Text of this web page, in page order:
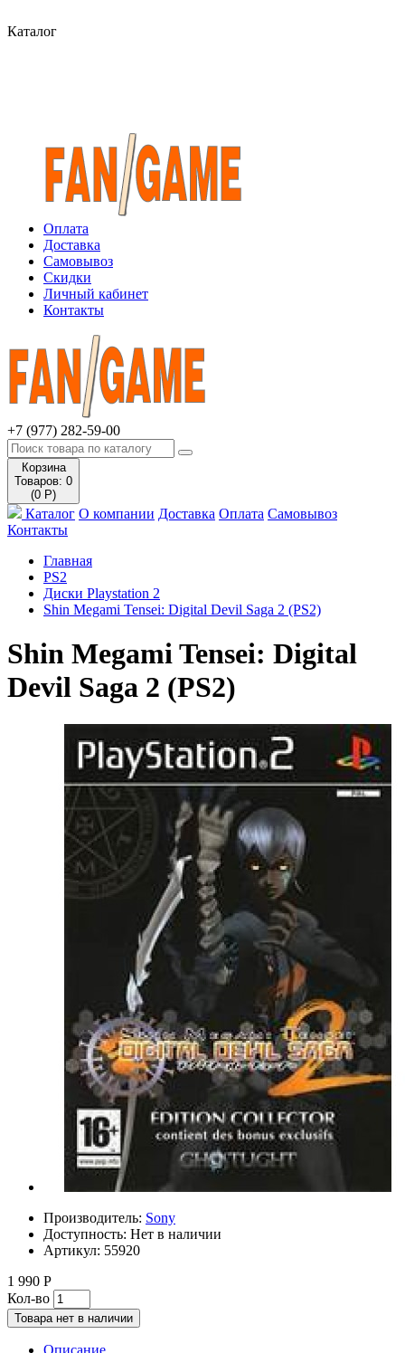
Каталог
Оплата
Доставка
Самовывоз
Скидки
Личный кабинет
Контакты
+7 (977) 282-59-00
Корзина
Товаров: 0
(0 Р)
Каталог О компании Доставка Оплата Самовывоз
Контакты
Главная
PS2
Диски Playstation 2
Shin Megami Tensei: Digital Devil Saga 2 (PS2)
Shin Megami Tensei: Digital
Devil Saga 2 (PS2)
Производитель: Sony
Доступность: Нет в наличии
Артикул: 55920
1 990 Р
Кол-во
Товара нет в наличии
Описание